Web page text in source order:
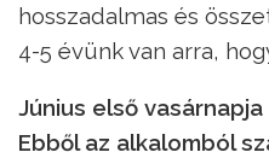
hosszadalmas és
4-5 évünk van arra,
Június első
Ebből az alkalomból